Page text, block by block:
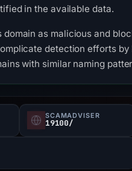
in the available data.
as malicious and
detection efforts
with similar naming
SCAMADVISER
19100/